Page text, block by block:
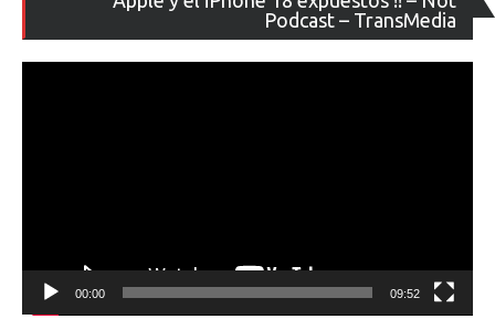
Podcast – TransMedia
de
00:00 09:52